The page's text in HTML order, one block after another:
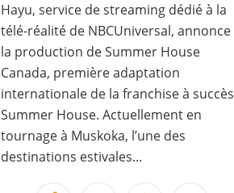
Hayu, service de streaming dédié à la
télé-réalité de NBCUniversal, annonce
la production de Summer House
Canada, première adaptation
internationale de la franchise à succès
Summer House. Actuellement en
tournage à Muskoka, l’une des
destinations estivales...